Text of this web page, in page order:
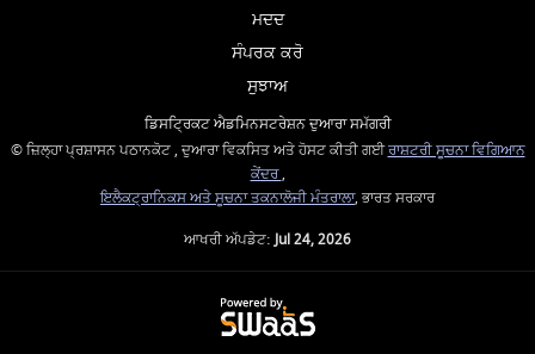
ਮਦਦ
ਸੰਪਰਕ ਕਰੋ
ਸੁਝਾਅ
ਡਿਸਟ੍ਰਿਕਟ ਐਡਮਿਨਸਟਰੇਸ਼ਨ ਦੁਆਰਾ ਸਮੱਗਰੀ
© ਜ਼ਿਲ੍ਹਾ ਪ੍ਰਸ਼ਾਸਨ ਪਠਾਨਕੋਟ , ਦੁਆਰਾ ਵਿਕਸਿਤ ਅਤੇ ਹੋਸਟ ਕੀਤੀ ਗਈਰਾਸ਼ਟਰੀ ਸੂਚਨਾ ਵਿਗਿਆਨ
ਕੇਂਦਰ,
ਇਲੈਕਟ੍ਰਾਨਿਕਸ ਅਤੇ ਸੂਚਨਾ ਤਕਨਾਲੋਜੀ ਮੰਤਰਾਲਾ, ਭਾਰਤ ਸਰਕਾਰ
ਆਖਰੀ ਅੱਪਡੇਟ:Jul 24, 2026